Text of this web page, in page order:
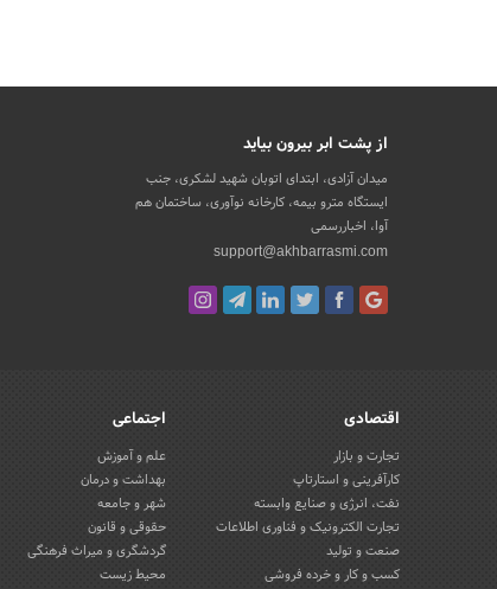
از پشت ابر بیرون بیاید
میدان آزادی، ابتدای اتوبان شهید لشکری، جنب
ایستگاه مترو بیمه، کارخانه نوآوری، ساختمان هم
آوا، اخباررسمی
support@akhbarrasmi.com
اقتصادی
تجارت و بازار
کارآفرینی و استارتاپ
نفت، انرژی و صنایع وابسته
تجارت الکترونیک و فناوری اطلاعات
صنعت و تولید
کسب و کار و خرده فروشی
اجتماعی
علم و آموزش
بهداشت و درمان
شهر و جامعه
حقوقی و قانون
گردشگری و میراث فرهنگی
محیط زیست